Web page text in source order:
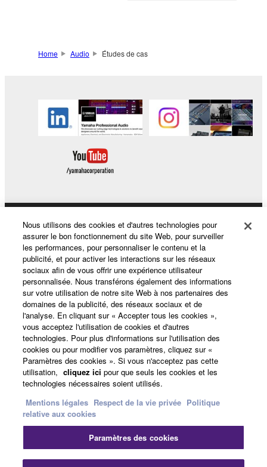
Home Audio Études de cas
Produits et solutions
Actualités
A propos de Yamaha
France - French
Grand Public
Nous contacterConditions d'utilisation
Respect de la vie privée
Politique relative aux cookies
Nous utilisons des cookies et d'autres technologies pour
assurer le bon fonctionnement du site Web, pour surveiller
les performances, pour personnaliser le contenu et la
publicité, et pour activer les interactions sur les réseaux
sociaux afin de vous offrir une expérience utilisateur
personnalisée. Nous transférons également des informations
sur votre utilisation de notre site Web à nos partenaires des
domaines de la publicité, des réseaux sociaux et de
l'analyse. En cliquant sur « Accepter tous les cookies »,
vous acceptez l'utilisation de cookies et d'autres
technologies. Pour plus d'informations sur l'utilisation des
cookies ou pour modifier vos paramètres, cliquez sur «
Paramètres des cookies ». Si vous n'acceptez pas cette
utilisation, cliquez ici pour que seuls les cookies et les
technologies nécessaires soient utilisés.
Mentions légales Respect de la vie privée Politique
relative aux cookies
Paramètres des cookies